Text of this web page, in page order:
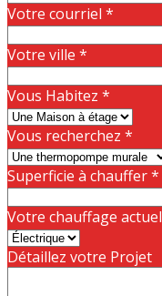
Votre courriel *
Votre ville *
Vous Habitez *
Vous recherchez *
Superficie à chauffer*
Votre chauffage actuel
Détaillez votre Projet